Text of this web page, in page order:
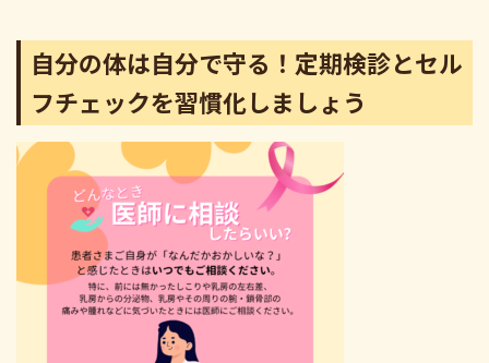
自分の体は自分で守る！定期検診とセル
フチェックを習慣化しましょう